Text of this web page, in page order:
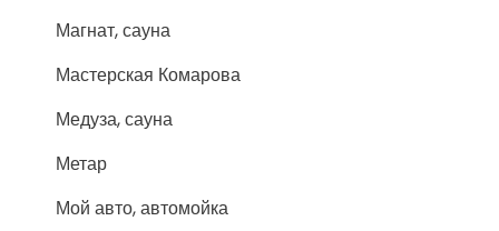
Магнат, сауна
Мастерская Комарова
Медуза, сауна
Метар
Мой авто, автомойка